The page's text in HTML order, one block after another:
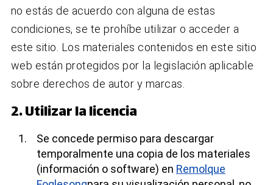
no estás de acuerdo con alguna de estas
condiciones, se te prohíbe utilizar o acceder a
este sitio. Los materiales contenidos en este sitio
web están protegidos por la legislación aplicable
sobre derechos de autor y marcas.
2. Utilizar la licencia
Se concede permiso para descargar
temporalmente una copia de los materiales
(información o software) en Remolque